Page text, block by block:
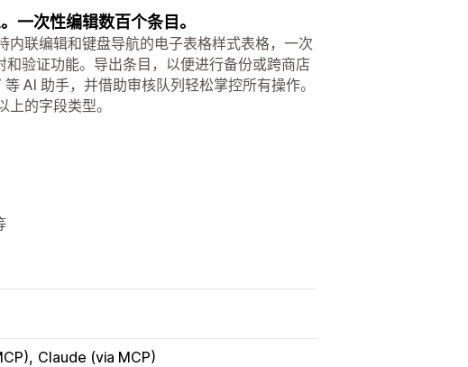
一次性编辑数百个条目。
联编辑和键盘导航的电子表格样式表格，一次
验证功能。导出条目，以便进行备份或跨商店
AI 助手，并借助审核队列轻松掌控所有操作。
的字段类型。
Claude (via MCP)